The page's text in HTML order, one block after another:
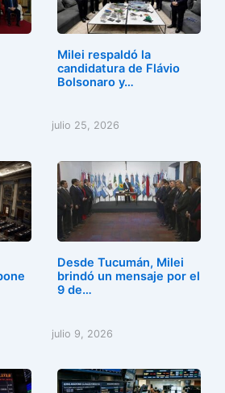
Milei respaldó la
candidatura de Flávio
Bolsonaro y…
julio 25, 2026
Desde Tucumán, Milei
brindó un mensaje por el
9 de…
julio 9, 2026